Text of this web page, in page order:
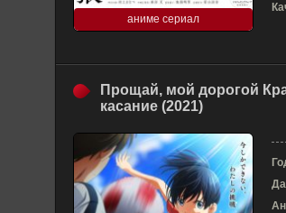
аниме сериал
Прощай, мой дорогой
касание (2021)